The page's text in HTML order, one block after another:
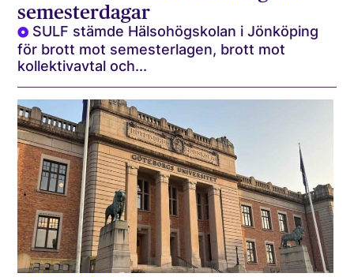
semesterdagar
SULF stämde Hälsohögskolan i Jönköping
för brott mot semesterlagen, brott mot
kollektivavtal och...